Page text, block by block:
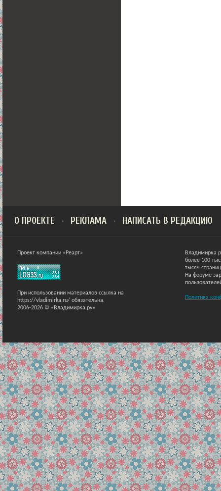
О ПРОЕКТЕ РЕКЛАМА НАПИСАТЬ В РЕДАКЦИЮ
Проект компании «Реарт»
При использовании материалов ссылка на
https://vladimirka.ru/ обязательна.
2006-2026 © «Владимирка.ру»
Владимирка
более 100
тысяч
На форуме
Политика